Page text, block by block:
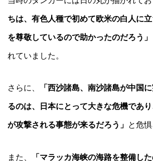
ちは、有色人種で初めて欧米の白人に
を尊敬しているので助かったのだろう」
れていました。
さらに、 「西沙諸島、南沙諸島が中国
るのは、日本にとって大きな危機であ
が攻撃される事態が来るだろう」 と危
また、 「マラッカ海峡の海路を整備し